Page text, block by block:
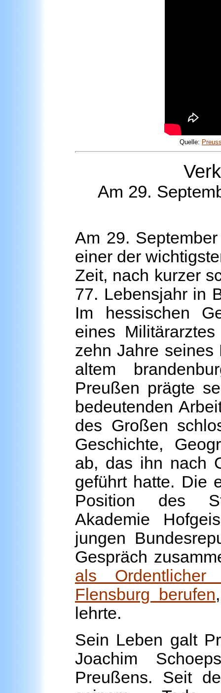
Quelle:
Am 29.
Am 29.
einer der
Zeit, nach kurzer
77. Lebensjahr in
Im hessischen
eines
zehn Jahre
altem
Preußen prägte
bedeutenden
des Großen
Geschichte,
ab, das ihn nach
geführt hatte. Die
Position des
Akademie
jungen
Gespräch
als
Flensburg berufen
lehrte.
Sein Leben galt
Joachim
Preußens. Seit